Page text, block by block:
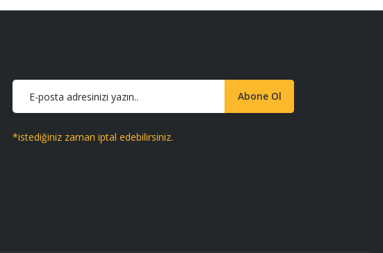
Abone Ol
*istediğiniz zaman iptal edebilirsiniz.